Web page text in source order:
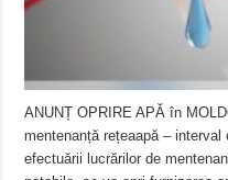
ANUNȚ OPRIRE APĂ în
mentenanță rețeaapă –
efectuării lucrărilor de